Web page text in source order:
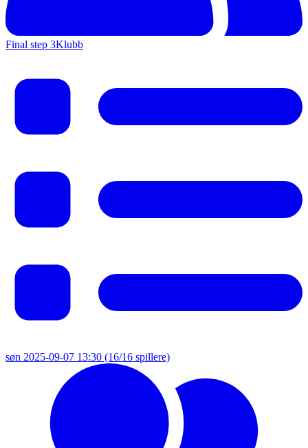
Final step 3Klubb
søn 2025-09-07 13:30 (16/16 spillere)